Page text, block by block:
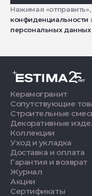
Нажимая
конфиденциальности
персональных данных
Керамогранит
Сопутствующие
Строительные
Декоративные
Коллекции
Уход и укладка
Доставка и оплата
Гарантия и возврат
Журнал
Акции
Сертификаты